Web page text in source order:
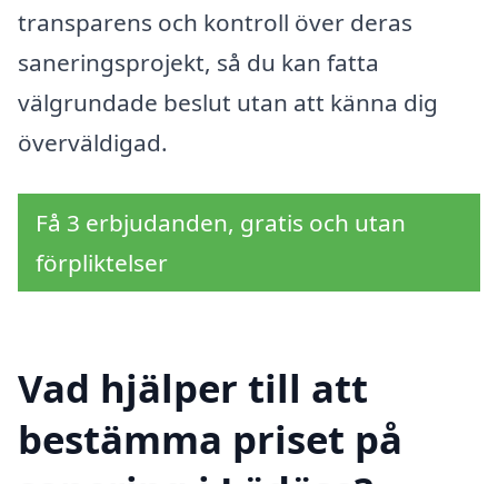
transparens och kontroll över deras
saneringsprojekt, så du kan fatta
välgrundade beslut utan att känna dig
överväldigad.
Få 3 erbjudanden, gratis och utan
förpliktelser
Vad hjälper till att
bestämma priset på